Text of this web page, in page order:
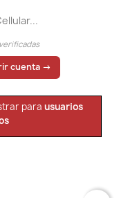
cuenta →
para usuarios